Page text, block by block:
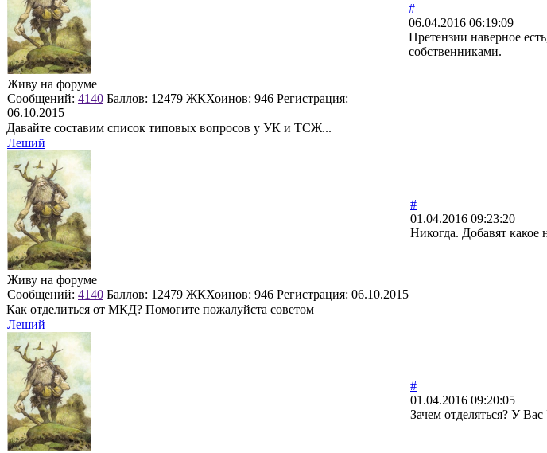
Живу на форуме
Сообщений: 4140 Баллов: 12479 ЖКХоинов: 946 Регистрация:
06.10.2015
#
06.04.2016 06:19:09
Претензии наверное
собственниками.
Давайте составим список типовых вопросов у УК и ТСЖ...
Леший
Живу на форуме
Сообщений: 4140 Баллов: 12479 ЖКХоинов: 946 Регистрация: 06.10.2015
#
01.04.2016 09:23:20
Никогда. Добавят какое
Как отделиться от МКД? Помогите пожалуйста советом
Леший
#
01.04.2016 09:20:05
Зачем отделяться? У